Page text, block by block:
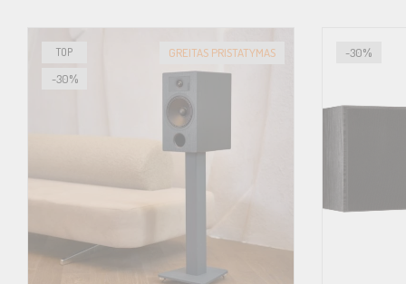
TOP
-30%
GREITAS PRISTATYMAS -30%